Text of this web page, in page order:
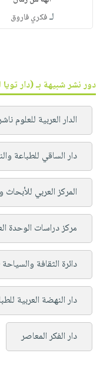
لـفكري فاروق
دور نشر شبيهة بـ (دار تويا
الدار العربية للعلوم
دار الساقي للطباعة
المركز العربي
مركز دراسات الوحدة
دائرة الثقافة
دار النهضة العربية
دار الفكر المعاصر